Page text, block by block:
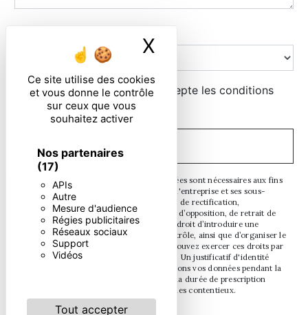
Ce site utilise des cookies
et vous donne le contrôle
sur ceux que vous
souhaitez activer
Nos partenaires
(17)
APIs
Autre
Mesure d'audience
Régies publicitaires
Réseaux sociaux
Support
Vidéos
Tout accepter
X Masquer le
En cochant cette case, j'accepte les conditions
particulières ci-dessous **
** Les données personnelles communiquées sont nécessaires aux fins
de vous contacter. Elles sont destinées à l'entreprise et ses sous-
traitants. Vous disposez de droits d’accès, de rectification,
d’effacement, de portabilité, de limitation, d’opposition, de retrait de
votre consentement à tout moment et du droit d’introduire une
réclamation auprès d’une autorité de contrôle, ainsi que d’organiser le
sort de vos données post-mortem. Vous pouvez exercer ces droits par
voie postale ou par courrier électronique. Un justificatif d'identité
pourra vous être demandé. Nous conservons vos données pendant la
période de prise de contact puis pendant la durée de prescription
légale aux fins probatoires et de gestion des contentieux.